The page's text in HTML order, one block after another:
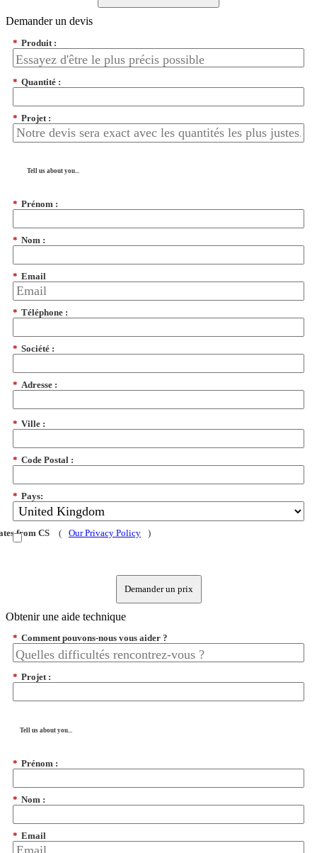
Demander un devis
* Produit :
* Quantité :
* Projet :
Tell us about you...
* Prénom :
* Nom :
* Email
* Téléphone :
* Société :
* Adresse :
* Ville :
* Code Postal :
* Pays:
from CS ( Our Privacy Policy )
Demander un prix
Obtenir une aide technique
* Comment pouvons-nous vous aider ?
* Projet :
Tell us about you...
* Prénom :
* Nom :
* Email